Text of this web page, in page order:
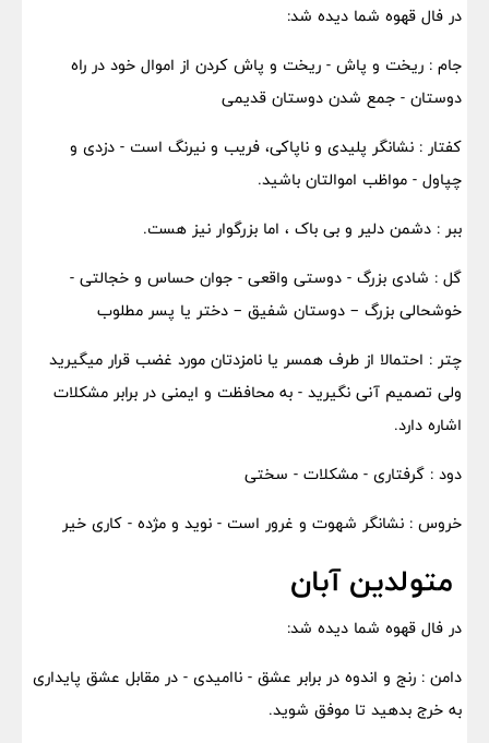
در فال قهوه شما دیده شد:
جام : ریخت و پاش - ریخت و پاش کردن از اموال خود در راه
دوستان - جمع شدن دوستان قدیمی
کفتار : نشانگر پلیدی و ناپاکی، فریب و نیرنگ است - دزدی و
چپاول - مواظب اموالتان باشید.
ببر : دشمن دلیر و بی باک ، اما بزرگوار نیز هست.
گل : شادی بزرگ - دوستی واقعی - جوان حساس و خجالتی -
خوشحالی بزرگ – دوستان شفیق – دختر یا پسر مطلوب
چتر : احتمالا از طرف همسر یا نامزدتان مورد غضب قرار میگیرید
ولی تصمیم آنی نگیرید - به محافظت و ایمنی در برابر مشکلات
اشاره دارد.
دود : گرفتاری - مشکلات - سختی
خروس : نشانگر شهوت و غرور است - نوید و مژده - کاری خیر
متولدین آبان
در فال قهوه شما دیده شد:
دامن : رنج و اندوه در برابر عشق - ناامیدی - در مقابل عشق پایداری
به خرج بدهید تا موفق شوید.